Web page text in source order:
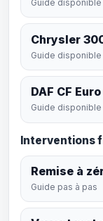
Guide disponible
Chrysler
Guide disponible
DAF CF
Guide disponible
Interventions
Remise à
Guide pas à pas